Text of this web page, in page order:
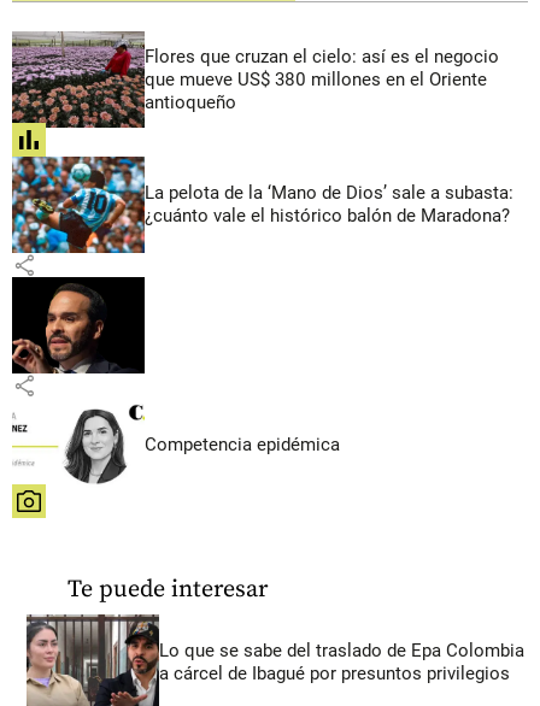
Flores que cruzan el cielo: así es el negocio
que mueve US$ 380 millones en el Oriente
antioqueño
share
La pelota de la ‘Mano de Dios’ sale a subasta:
¿cuánto vale el histórico balón de Maradona?
share
share
Competencia epidémica
share
Te puede interesar
Lo que se sabe del traslado de Epa Colombia
a cárcel de Ibagué por presuntos privilegios